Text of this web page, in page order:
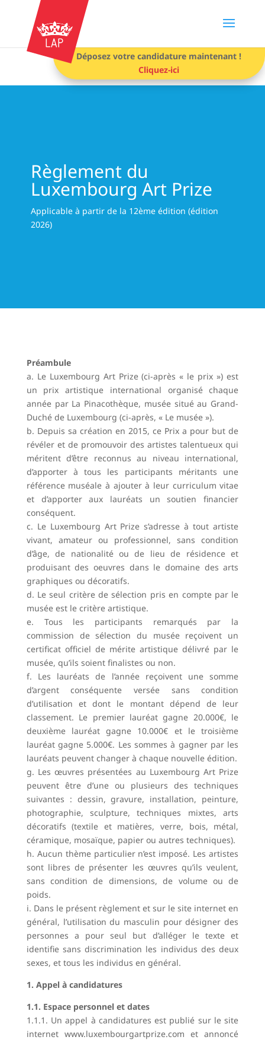
Déposez votre candidature maintenant !
Cliquez-ici
Règlement du
Luxembourg Art Prize
Applicable à partir de la 12ème édition (édition
2026)
Préambule
a. Le Luxembourg Art Prize (ci-après « le prix ») est
un prix artistique international organisé chaque
année par La Pinacothèque, musée situé au Grand-
Duché de Luxembourg (ci-après, « Le musée »).
b. Depuis sa création en 2015, ce Prix a pour but de
révéler et de promouvoir des artistes talentueux qui
méritent d’être reconnus au niveau international,
d’apporter à tous les participants méritants une
référence muséale à ajouter à leur curriculum vitae
et d’apporter aux lauréats un soutien financier
conséquent.
c. Le Luxembourg Art Prize s’adresse à tout artiste
vivant, amateur ou professionnel, sans condition
d’âge, de nationalité ou de lieu de résidence et
produisant des oeuvres dans le domaine des arts
graphiques ou décoratifs.
d. Le seul critère de sélection pris en compte par le
musée est le critère artistique.
e. Tous les participants remarqués par la
commission de sélection du musée reçoivent un
certificat officiel de mérite artistique délivré par le
musée, qu’ils soient finalistes ou non.
f. Les lauréats de l’année reçoivent une somme
d’argent conséquente versée sans condition
d’utilisation et dont le montant dépend de leur
classement. Le premier lauréat gagne 20.000€, le
deuxième lauréat gagne 10.000€ et le troisième
lauréat gagne 5.000€. Les sommes à gagner par les
lauréats peuvent changer à chaque nouvelle édition.
g. Les œuvres présentées au Luxembourg Art Prize
peuvent être d’une ou plusieurs des techniques
suivantes : dessin, gravure, installation, peinture,
photographie, sculpture, techniques mixtes, arts
décoratifs (textile et matières, verre, bois, métal,
céramique, mosaïque, papier ou autres techniques).
h. Aucun thème particulier n’est imposé. Les artistes
sont libres de présenter les œuvres qu’ils veulent,
sans condition de dimensions, de volume ou de
poids.
i. Dans le présent règlement et sur le site internet en
général, l’utilisation du masculin pour désigner des
personnes a pour seul but d’alléger le texte et
identifie sans discrimination les individus des deux
sexes, et tous les individus en général.
1. Appel à candidatures
1.1. Espace personnel et dates
1.1.1. Un appel à candidatures est publié sur le site
internet www.luxembourgartprize.com et annoncé